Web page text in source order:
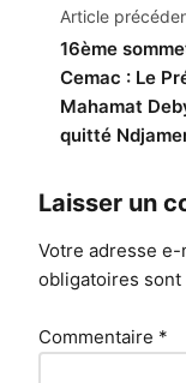
de
l’article
Article
16ème
Cemac : Le
Mahamat
quitté
Laisser un
Votre adresse
obligatoires
Commentaire *